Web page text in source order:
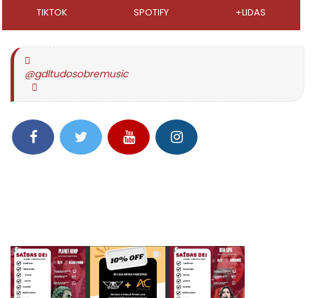
TIKTOK SPOTIFY +LIDAS
@gdltudosobremusic